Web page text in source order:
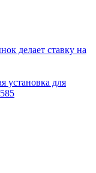
делает ставку на
установка для